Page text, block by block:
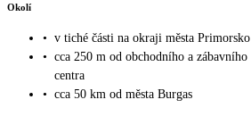
Okolí
• v tiché části na okraji města Primorsko
• cca 250 m od obchodního a zábavního
centra
• cca 50 km od města Burgas